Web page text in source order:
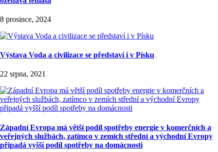
8 prosince, 2024
Výstava Voda a civilizace se představí i v Písku
22 srpna, 2021
Západní Evropa má větší podíl spotřeby energie v komerčních a
veřejných službách, zatímco v zemích střední a východní Evropy
připadá vyšší podíl spotřeby na domácnosti